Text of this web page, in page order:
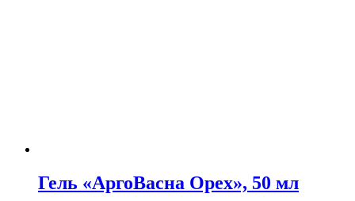
Гель «АргоВасна Орех», 50 мл